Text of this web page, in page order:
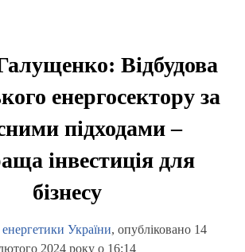
Відбудова
енергосектору за
підходами –
інвестиція для
бізнесу
енергетики України, опубліковано 14
2024 року о 16:14